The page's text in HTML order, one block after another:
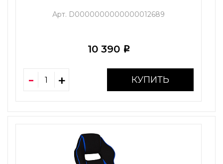
Арт. D0000000000000012689
10 390 i
КУПИТЬ